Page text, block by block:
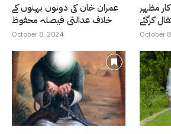
عمران خان کی دونوں بہنوں کے
خلاف عدالتی فیصلہ محفوظ
October 8, 2024
مظہر
کرگئے
October